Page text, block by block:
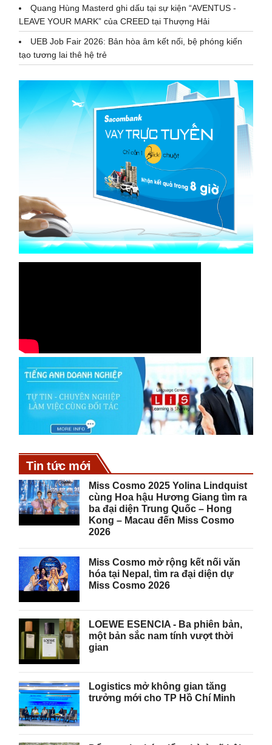
Quang Hùng Masterd ghi dấu tại sự kiện “AVENTUS -
LEAVE YOUR MARK” của CREED tại Thượng Hải
UEB Job Fair 2026: Bản hòa âm kết nối, bệ phóng kiến
tạo tương lai thê hệ trẻ
Tin tức mới
Miss Cosmo 2025 Yolina Lindquist
cùng Hoa hậu Hương Giang tìm ra
ba đại diện Trung Quốc – Hong
Kong – Macau đến Miss Cosmo
2026
Miss Cosmo mở rộng kết nối văn
hóa tại Nepal, tìm ra đại diện dự
Miss Cosmo 2026
LOEWE ESENCIA - Ba phiên bản,
một bản sắc nam tính vượt thời
gian
Logistics mở không gian tăng
trưởng mới cho TP Hồ Chí Minh